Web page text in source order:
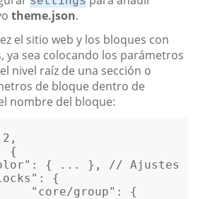
theme.json.
el sitio web y los bloques con
ya sea colocando los parámetros
nivel raíz de una sección o
de bloque dentro de
nombre del bloque:
2 ,
{
": { ... }, // Ajustes
{
{